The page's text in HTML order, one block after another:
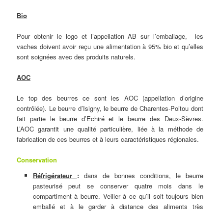
Bio
Pour obtenir le logo et l’appellation AB sur l’emballage, les
vaches doivent avoir reçu une alimentation à 95% bio et qu’elles
sont soignées avec des produits naturels.
AOC
Le top des beurres ce sont les AOC (appellation d’origine
contrôlée). Le beurre d’Isigny, le beurre de Charentes-Poitou dont
fait partie le beurre d’Echiré et le beurre des Deux-Sèvres.
L’AOC garantit une qualité particulière, liée à la méthode de
fabrication de ces beurres et à leurs caractéristiques régionales.
Conservation
Réfrigérateur :dans de bonnes conditions, le beurre
pasteurisé peut se conserver quatre mois dans le
compartiment à beurre. Veiller à ce qu’il soit toujours bien
emballé et à le garder à distance des aliments très